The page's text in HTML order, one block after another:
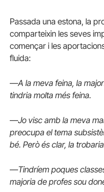
Passada una estona, la
comparteixin les seves
començar i les
fluida:
—A la meva feina, la
tindria molta més feina.
—Jo visc amb la meva
preocupa el tema
bé. Però és clar, la
—Tindríem poques
majoria de profes sou